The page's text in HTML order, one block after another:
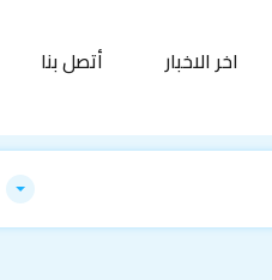
اخر الاخبار أتصل بنا